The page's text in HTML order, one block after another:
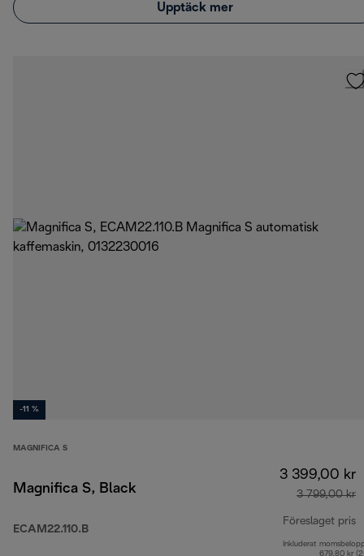
Upptäck mer
-11 %
MAGNIFICA S
Magnifica S, Black
ECAM22.110.B
3 399,00 kr
3 799,00 kr
Föreslaget pris
Inkluderat
679,80 kr